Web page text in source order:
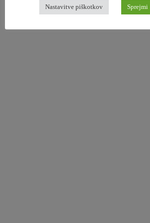
Nastavitve piškotkov Sprejmi